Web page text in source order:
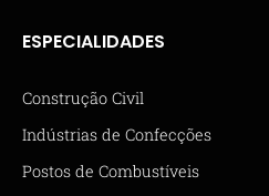
ESPECIALIDADES
Construção Civil
Indústrias de Confecções
Postos de Combustíveis